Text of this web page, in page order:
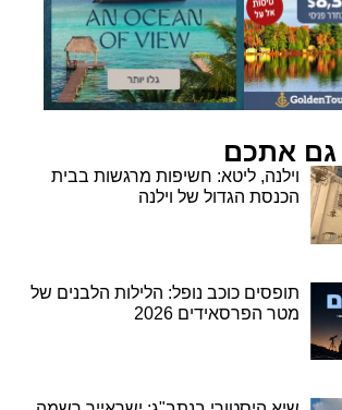
גם אתכם
וילנה, ליטא: חשיפות מרגשות בבית
הכנסת הגדול של וילנה
תופסים כוכב נופל: הלילות הלבנים של
מטר הפרסאידים 2026